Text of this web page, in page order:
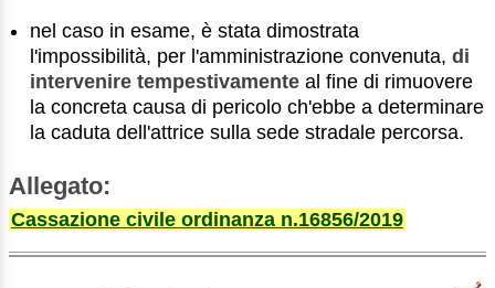
nel caso in esame, è stata dimostrata
l'impossibilità, per l'amministrazione convenuta,di
intervenire tempestivamente al fine di rimuovere
la concreta causa di pericolo ch'ebbe a determinare
la caduta dell'attrice sulla sede stradale percorsa.
Allegato:
Cassazione civile ordinanza n.16856/2019